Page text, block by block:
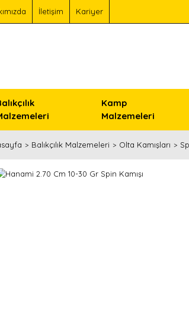
İletişim Kariyer
Kamp
Malzemeleri
Balıkçılık Malzemeleri Olta Kamışları